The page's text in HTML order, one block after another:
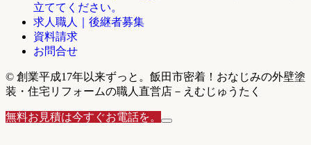
立ててください。
求人職人｜後継者募集
資料請求
お問合せ
© 創業平成17年以来ずっと。飯田市密着！おなじみの外壁塗
装・住宅リフォームの職人直営店－えむじゅうたく
無料お見積は今すぐお電話を。